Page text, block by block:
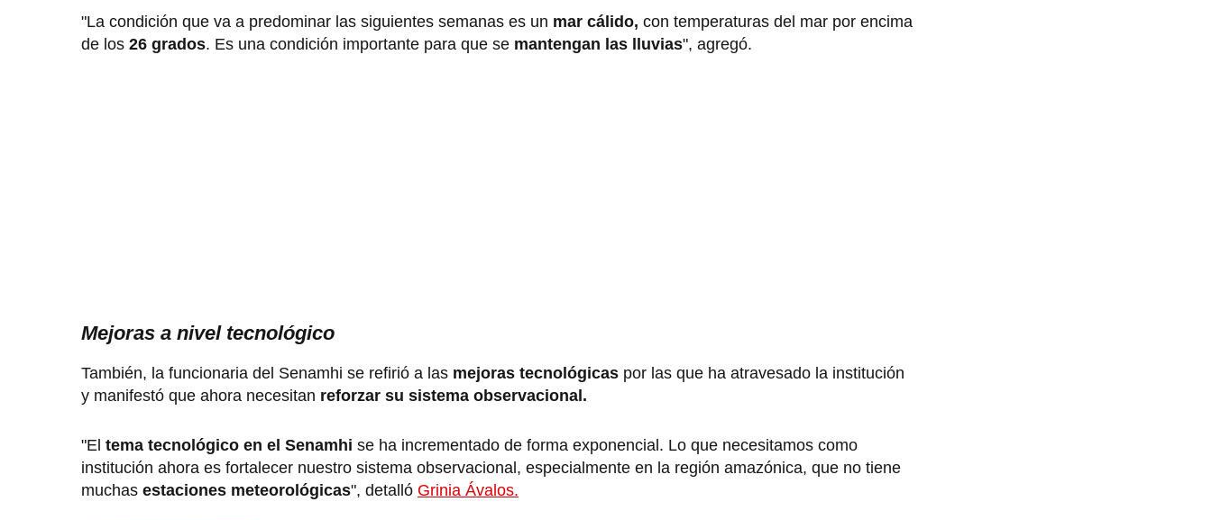
"La condición que va a predominar las siguientes semanas es un mar cálido, con temperaturas del mar por encima
de los 26 grados. Es una condición importante para que se mantengan las lluvias", agregó.
Mejoras a nivel tecnológico
También, la funcionaria del Senamhi se refirió a las mejoras tecnológicas por las que ha atravesado la institución
y manifestó que ahora necesitan reforzar su sistema observacional.
"El tema tecnológico en el Senamhi se ha incrementado de forma exponencial. Lo que necesitamos como
institución ahora es fortalecer nuestro sistema observacional, especialmente en la región amazónica, que no tiene
muchas estaciones meteorológicas", detalló Grinia Ávalos.